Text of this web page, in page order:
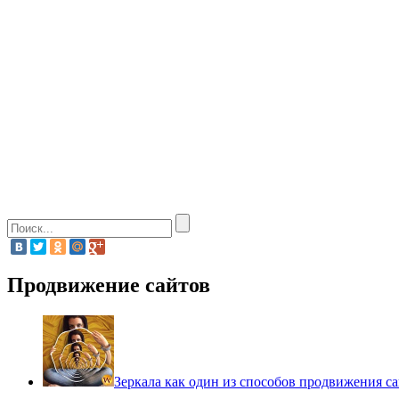
Продвижение сайтов
Зеркала как один из способов продвижения